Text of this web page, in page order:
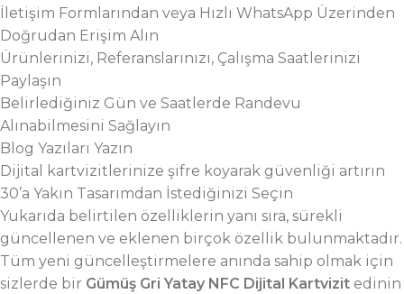
İletişim Formlarından veya Hızlı WhatsApp Üzerinden
Doğrudan Erişim Alın
Ürünlerinizi, Referanslarınızı, Çalışma Saatlerinizi
Paylaşın
Belirlediğiniz Gün ve Saatlerde Randevu
Alınabilmesini Sağlayın
Blog Yazıları Yazın
Dijital kartvizitlerinize şifre koyarak güvenliği artırın
30’a Yakın Tasarımdan İstediğinizi Seçin
Yukarıda belirtilen özelliklerin yanı sıra, sürekli
güncellenen ve eklenen birçok özellik bulunmaktadır.
Tüm yeni güncelleştirmelere anında sahip olmak için
sizlerde bir Gümüş Gri Yatay NFC Dijital Kartvizit edinin